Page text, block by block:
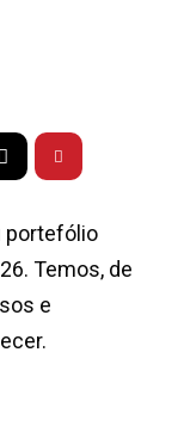
portefólio
Temos, de
e